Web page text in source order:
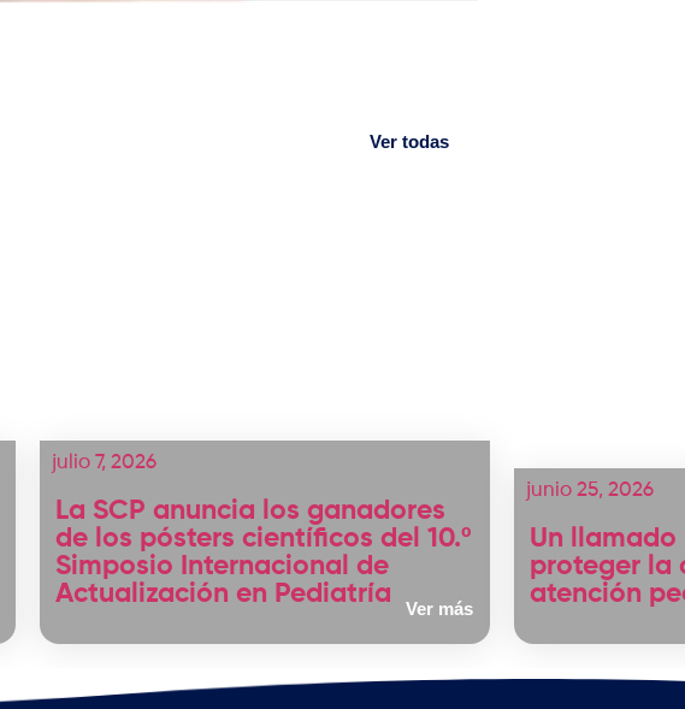
Ver todas
julio 7, 2026
La SCP anuncia los ganadores
de los pósters científicos del 10.º
Simposio Internacional de
Actualización en Pediatría
Ver más
junio 25, 2026
Un
proteger la
atención